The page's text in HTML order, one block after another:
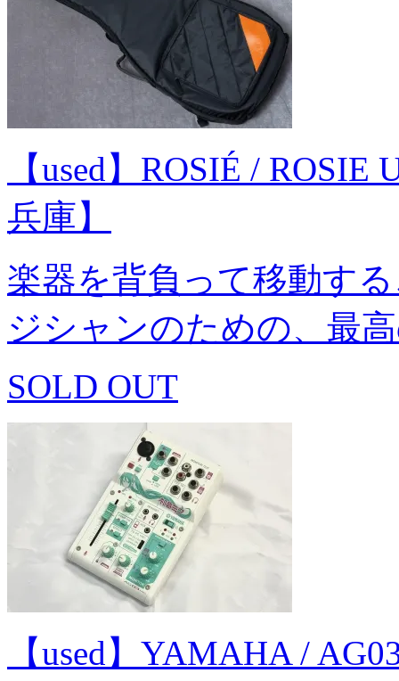
【used】ROSIÉ / ROSIE
兵庫】
楽器を背負って移動す
ジシャンのための、最
SOLD OUT
【used】YAMAHA /